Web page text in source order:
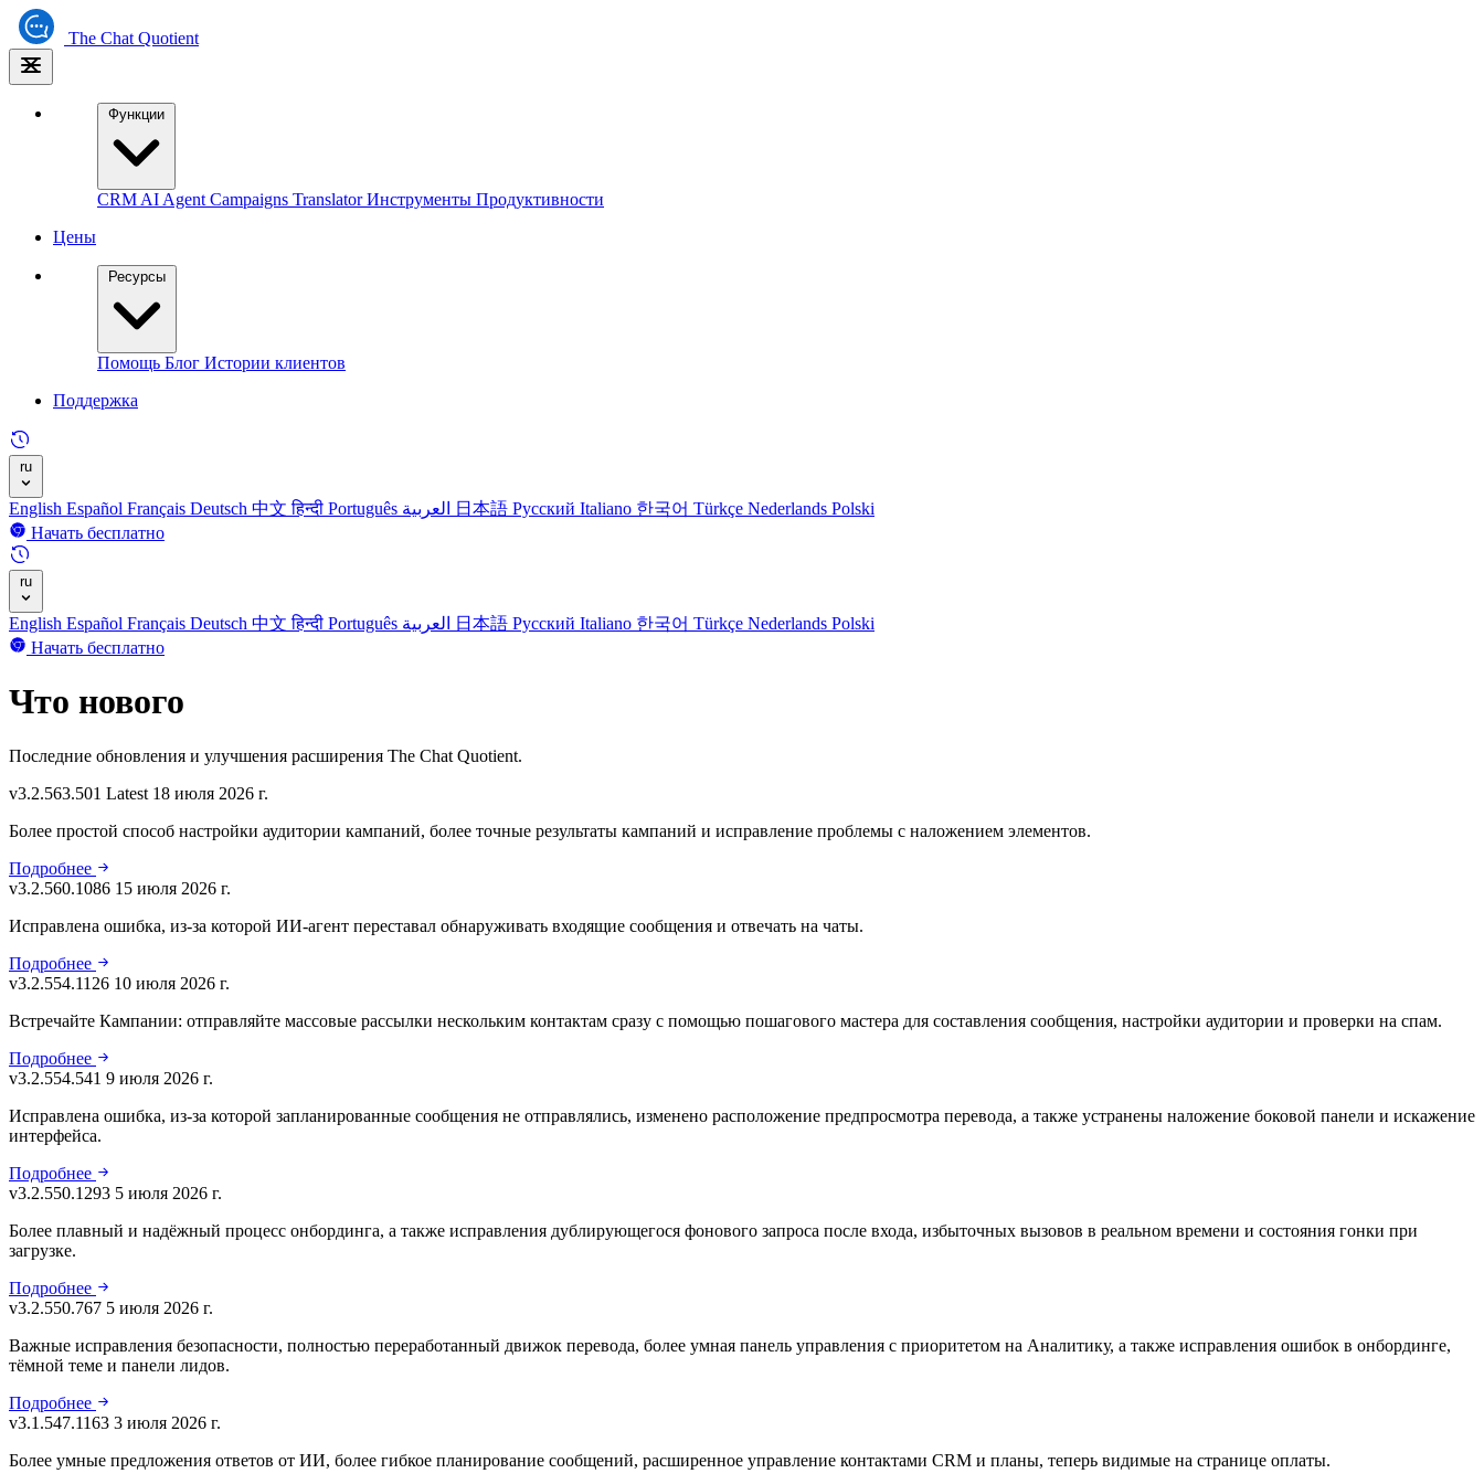
The Chat Quotient
Функции
CRM AI Agent Campaigns TranslatorИнструменты Продуктивности
Цены
Ресурсы
Помощь Блог Истории клиентов
Поддержка
ru
English Español Français Deutsch 中文हिन्दी Português 日本語 Русский Italiano 한국어 Türkçe Nederlands Polski
Начать бесплатно
ru
English Español Français Deutsch 中文हिन्दी Português 日本語 Русский Italiano 한국어 Türkçe Nederlands Polski
Начать бесплатно
Что нового
Последние обновления и улучшения расширения The Chat Quotient.
v3.2.563.501 Latest 18 июля 2026 г.
Более простой способ настройки аудитории кампаний, более точные результаты кампаний и исправление проблемы с наложением элементов.
Подробнее
v3.2.560.1086 15 июля 2026 г.
Исправлена ошибка, из-за которой ИИ-агент переставал обнаруживать входящие сообщения и отвечать на чаты.
Подробнее
v3.2.554.1126 10 июля 2026 г.
Встречайте Кампании: отправляйте массовые рассылки нескольким контактам сразу с помощью пошагового мастера для составления сообщения, настройки аудитории и проверки на спам.
Подробнее
v3.2.554.541 9 июля 2026 г.
Исправлена ошибка, из-за которой запланированные сообщения не отправлялись, изменено расположение предпросмотра перевода, а также устранены наложение боковой панели и искажение
интерфейса.
Подробнее
v3.2.550.1293 5 июля 2026 г.
Более плавный и надёжный процесс онбординга, а также исправления дублирующегося фонового запроса после входа, избыточных вызовов в реальном времени и состояния гонки при
загрузке.
Подробнее
v3.2.550.767 5 июля 2026 г.
Важные исправления безопасности, полностью переработанный движок перевода, более умная панель управления с приоритетом на Аналитику, а также исправления ошибок в онбординге,
тёмной теме и панели лидов.
Подробнее
v3.1.547.1163 3 июля 2026 г.
Более умные предложения ответов от ИИ, более гибкое планирование сообщений, расширенное управление контактами CRM и планы, теперь видимые на странице оплаты.